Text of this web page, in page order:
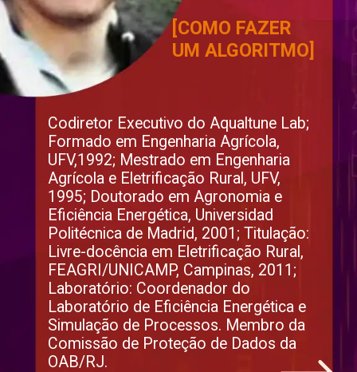
Codiretor Executivo do Aqualtune Lab;
Formado em Engenharia Agrícola,
UFV,1992; Mestrado em Engenharia
Agrícola e Eletrificação Rural, UFV,
1995; Doutorado em Agronomia e
Eficiência Energética, Universidad
Politécnica de Madrid, 2001; Titulação:
Livre-docência em Eletrificação Rural,
FEAGRI/UNICAMP, Campinas, 2011;
Laboratório: Coordenador do
Laboratório de Eficiência Energética e
Simulação de Processos. Membro da
Comissão de Proteção de Dados da
OAB/RJ.
[COMO FAZER
UM ALGORITMO]